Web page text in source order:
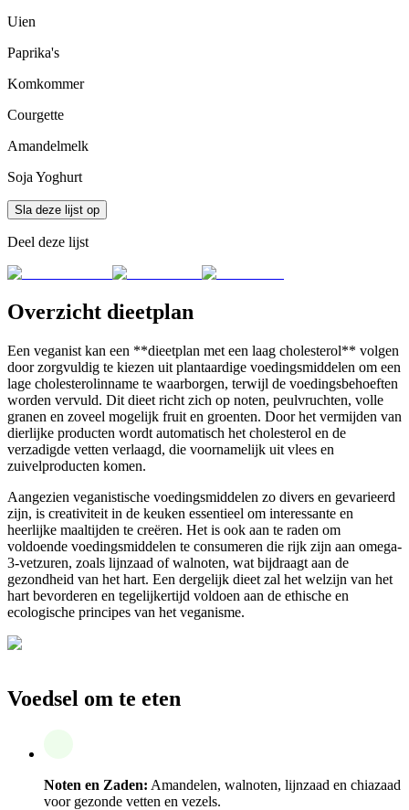
Uien
Paprika's
Komkommer
Courgette
Amandelmelk
Soja Yoghurt
Sla deze lijst op
Deel deze lijst
Overzicht dieetplan
Een veganist kan een **dieetplan met een laag cholesterol** volgen
door zorgvuldig te kiezen uit plantaardige voedingsmiddelen om een
lage cholesterolinname te waarborgen, terwijl de voedingsbehoeften
worden vervuld. Dit dieet richt zich op noten, peulvruchten, volle
granen en zoveel mogelijk fruit en groenten. Door het vermijden van
dierlijke producten wordt automatisch het cholesterol en de
verzadigde vetten verlaagd, die voornamelijk uit vlees en
zuivelproducten komen.
Aangezien veganistische voedingsmiddelen zo divers en gevarieerd
zijn, is creativiteit in de keuken essentieel om interessante en
heerlijke maaltijden te creëren. Het is ook aan te raden om
voldoende voedingsmiddelen te consumeren die rijk zijn aan omega-
3-vetzuren, zoals lijnzaad of walnoten, wat bijdraagt aan de
gezondheid van het hart. Een dergelijk dieet zal het welzijn van het
hart bevorderen en tegelijkertijd voldoen aan de ethische en
ecologische principes van het veganisme.
Voedsel om te eten
Noten en Zaden: Amandelen, walnoten, lijnzaad en chiazaad
voor gezonde vetten en vezels.